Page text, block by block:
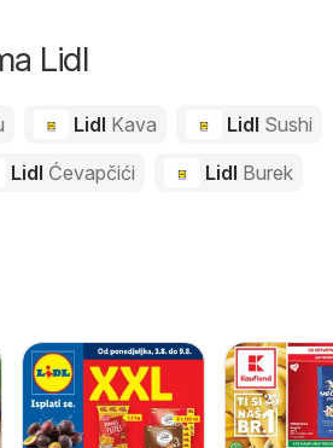
Lidl
Lidl Kava Lidl Sushi
Lidl Ćevapčići Lidl Burek